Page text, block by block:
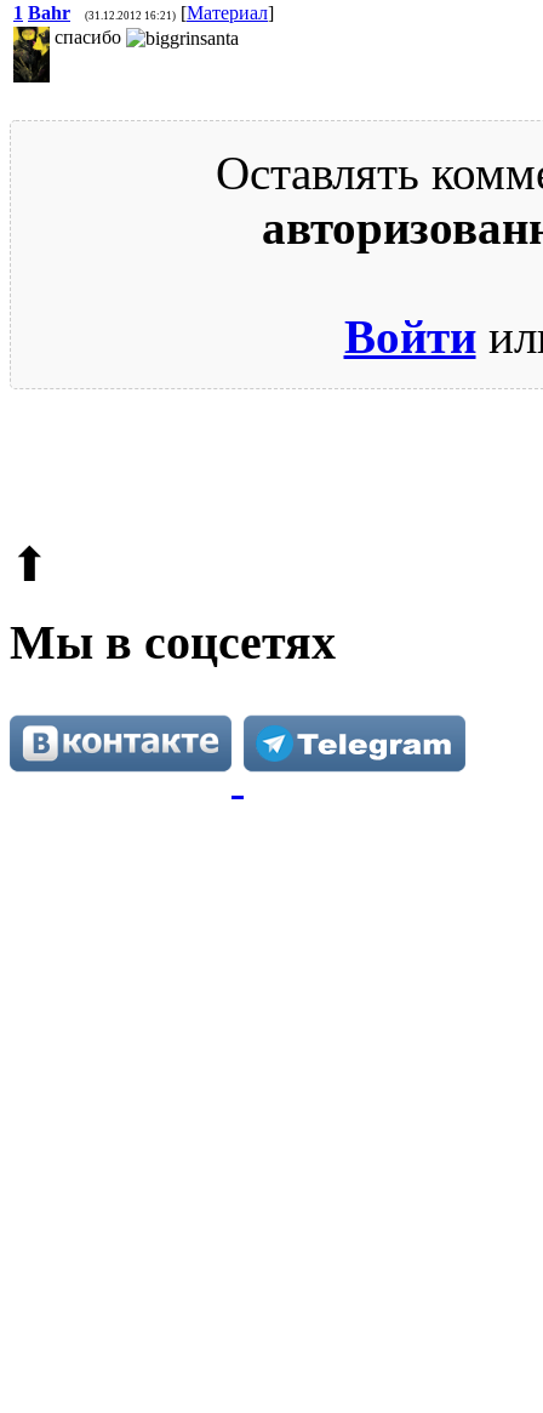
1 Bahr (31.12.2012 16:21) [Материал]
спасибо
Оставлять
Войти
⬆
Мы в соцсетях